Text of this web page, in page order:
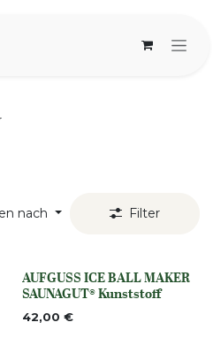
nach Filter
None
AUFGUSS ICE BALL MAKER
SAUNAGUT® Kunststoff
42,00 €